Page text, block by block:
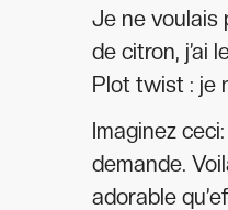
Je ne voulais
de citron, j’ai
Plot twist : je
Imaginez
demande.
adorable